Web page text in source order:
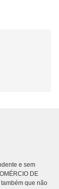
e sem
DE
que não